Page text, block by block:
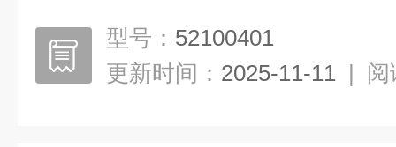
型号： 52100401
更新时间： 2025-11-11 | 阅